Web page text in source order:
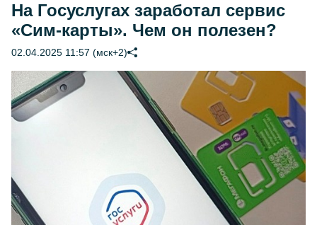
На Госуслугах заработал сервис
«Сим-карты». Чем он полезен?
02.04.2025 11:57 (мск+2)